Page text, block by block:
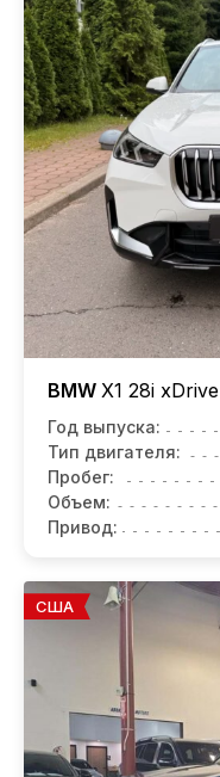
BMW X1 28i xDrive
Год выпуска:
Тип двигателя:
Пробег:
Объем:
Привод:
США